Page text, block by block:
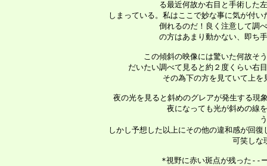
る最近何故か右目と手術した
しまっている。私はここで妙な事に気が付
倒れるのだ！良く注意して調
の方はあまり動かない、即ち
この傾斜の映像には驚いた何故そ
だいたい調べて見ると約２度くらい右
その為下の方を見ていて上を
夜の光を見ると斜めのグレアが発生する現
夜になっても光が斜めの線
しかし予想した以上にその他の違和感が回
可笑しな
*視野に赤い斑点が残った--